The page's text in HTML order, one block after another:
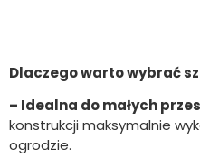
Dlaczego warto wybrać
– Idealna do małych
konstrukcji maksymalnie
ogrodzie.